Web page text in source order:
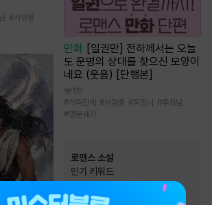
#서양풍
만화 [일권만] 전하께서는 오늘
도 운명의 상대를 찾으신 모양이
네요 (웃음) [단행본]
1천
#계약관계 #서양풍 #직진녀 #후회남
#명문세가
로맨스 소설
인기 키워드
#집착남